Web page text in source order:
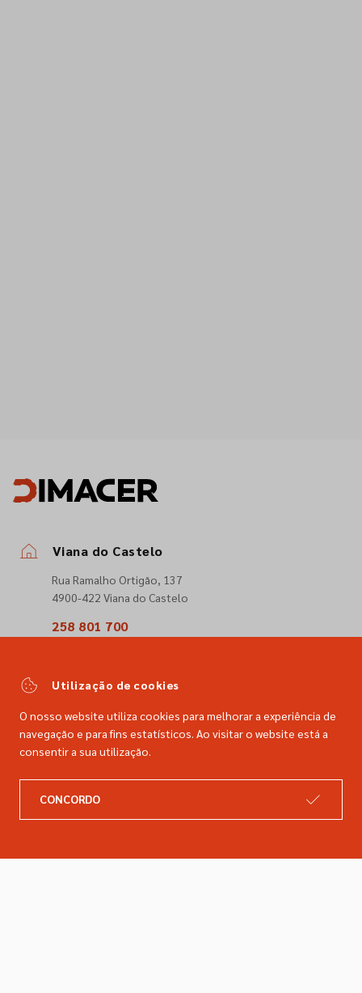
Viana do Castelo
Rua Ramalho Ortigão, 137
4900-422 Viana do Castelo
258 801 700
comercial@dimacer.com
Catálogo
Utilização de cookies
O nosso website utiliza cookies para melhorar a experiência de
navegação e para fins estatísticos. Ao visitar o website está a
consentir a sua utilização.
CONCORDO